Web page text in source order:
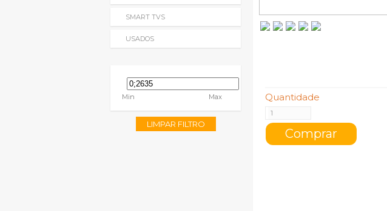
SMART TVS
USADOS
Min Max
LIMPAR FILTRO
Quantidade